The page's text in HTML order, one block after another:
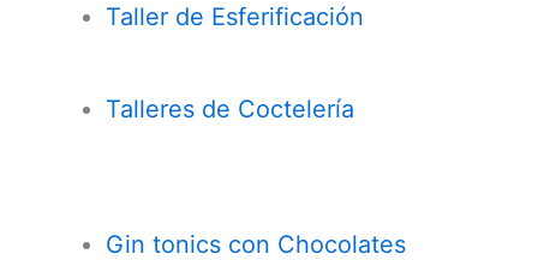
Taller de Esferificación
Talleres de Coctelería
Gin tonics con Chocolates